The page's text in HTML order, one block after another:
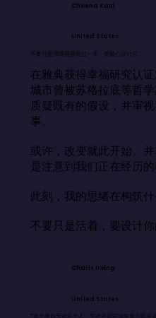
Cheena Kaul
United States
不要只是浑浑噩噩地过一天，要精心设计它。
在雅典获得幸福研究认
城市曾被苏格拉底等哲
质疑既有的假设，并审
事。
或许，改变就此开始。
是注意到我们正在经历的
此刻，我的思绪在构筑什
不要只是活着，要设计你
Charis Irving
United States
“这个项目无论从个人、学术还是职业发展方面来